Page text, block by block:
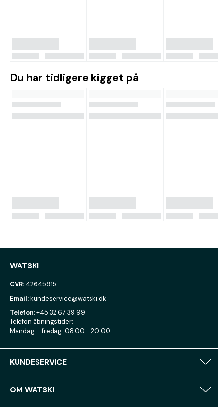
Du har tidligere kigget på
WATSKI
CVR: 42645915
Email:kundeservice@watski.dk
Telefon:+45 32 67 39 99
Telefon åbningstider:
Mandag – fredag: 08:00 - 20:00
KUNDESERVICE
OM WATSKI